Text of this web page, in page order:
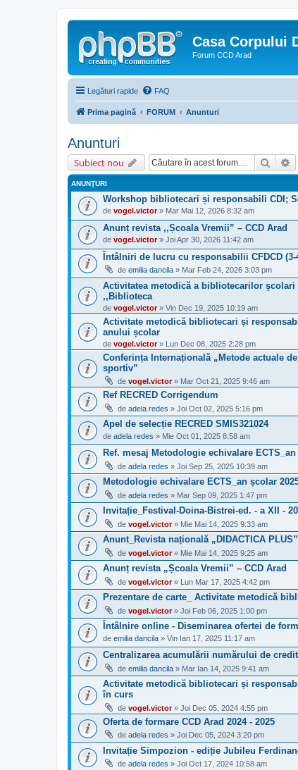
Casa Corpului
Forum CCD Arad
Legături rapide FAQ
Prima pagină FORUM Anunturi
Anunturi
Subiect nou Căutare
ANUNŢURI
Workshop bibliotecari și responsabili CDI;
de vogel.victor» Mar Mai 12, 2026 8:32 am
Anunț revista ,,Școala Vremii” – CCD Arad
de vogel.victor» Joi Apr 30, 2026 11:42 am
Întâlniri de lucru cu responsabilii CFDCD (3-
de emilia dancila » Mar Feb 24, 2026 3:03 pm
Activitatea metodică a bibliotecarilor
,,Biblioteca
de vogel.victor» Vin Dec 19, 2025 10:19 am
Activitate metodică bibliotecari și
anului școlar
de vogel.victor» Lun Dec 08, 2025 2:28 pm
Conferința Internațională „Metode actuale
sportiv”
de vogel.victor» Mar Oct 21, 2025 9:46 am
Ref RECRED Corrigendum
de adela redes » Joi Oct 02, 2025 5:16 pm
Apel de selecție RECRED SMIS321024
de adela redes » Mie Oct 01, 2025 8:58 am
Ref. mesaj Metodologie echivalare ECTS_an
de adela redes » Joi Sep 25, 2025 10:39 am
Metodologie echivalare ECTS_an școlar
de adela redes » Mar Sep 09, 2025 1:47 pm
Invitație_Festival-Doina-Bistrei-ed. - a XII -
de vogel.victor» Mie Mai 14, 2025 9:33 am
Anunt_Revista națională „DIDACTICA
de vogel.victor» Mie Mai 14, 2025 9:25 am
Anunț revista „Școala Vremii” – CCD Arad
de vogel.victor» Lun Mar 17, 2025 4:42 pm
Prezentare de carte_ Activitate metodică
de vogel.victor» Joi Feb 06, 2025 1:00 pm
Întâlnire online - Diseminarea ofertei de
de emilia dancila » Vin Ian 17, 2025 11:17 am
Centralizarea acumulării numărului de
de emilia dancila » Mar Ian 14, 2025 9:41 am
Activitate metodică bibliotecari și
în curs
de vogel.victor» Joi Dec 05, 2024 4:55 pm
Oferta de formare CCD Arad 2024 - 2025
de adela redes » Joi Dec 05, 2024 3:20 pm
Invitație Simpozion - ediție Jubileu
de adela redes » Joi Oct 17, 2024 10:58 am